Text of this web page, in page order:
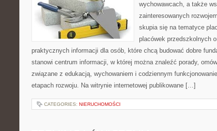
wychowawcach, a także
zainteresowanych
skupia się na tematyce
placówek przedszkolnych
praktycznych informacji dla osób, które chcą budować dobre
stanowi centrum informacji, w której można znaleźć porady,
związane z edukacją, wychowaniem i codziennym
etapach rozwoju. Na witrynie internetowej publikowane […]
CATEGORIES: NIERUCHOMOŚCI